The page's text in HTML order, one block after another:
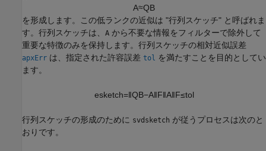
A≈QB
を形成します。この低ランクの近似は "行列スケッチ" と呼ばれま
す。行列スケッチは、 A から不要な情報をフィルターで除外して
重要な特徴のみを保持します。行列スケッチの相対近似誤差
apxErr は、指定された許容誤差 tol
を満たすことを目的としてい
ます。
esketch=‖QB−A‖F‖A‖F≤tol
行列スケッチの形成のために svdsketch が従うプロセスは次のと
おりです。